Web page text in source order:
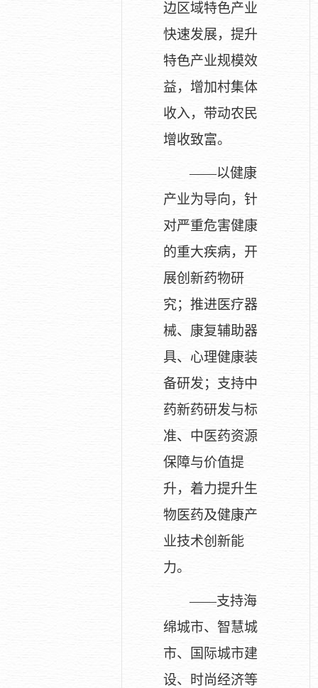
边区域特色产业
快速发展，提升
特色产业规模效
益，增加村集体
收入，带动农民
增收致富。
——以健康
产业为导向，针
对严重危害健康
的重大疾病，开
展创新药物研
究；推进医疗器
械、康复辅助器
具、心理健康装
备研发；支持中
药新药研发与标
准、中医药资源
保障与价值提
升，着力提升生
物医药及健康产
业技术创新能
力。
——支持海
绵城市、智慧城
市、国际城市建
设、时尚经济等